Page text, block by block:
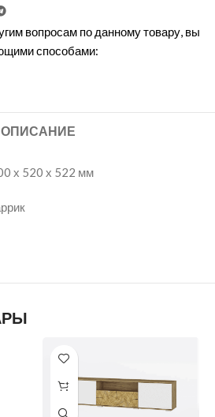
вопросам по данному товару, вы
способами:
ОПИСАНИЕ
х 520 х 522 мм